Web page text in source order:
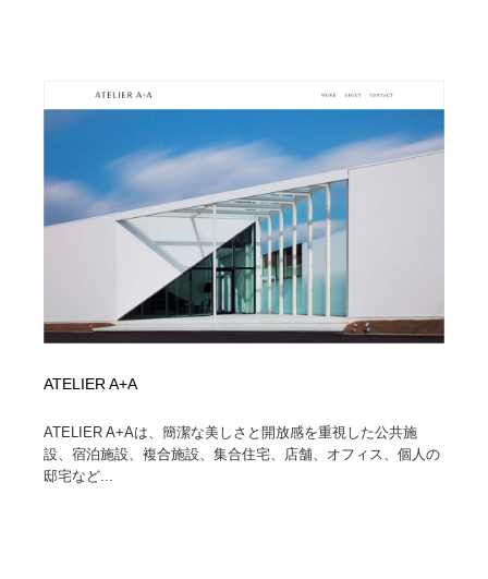
ATELIER A+A
ATELIER A+Aは、簡潔な美しさと開放感を重視した公共施
設、宿泊施設、複合施設、集合住宅、店舗、オフィス、個人の
邸宅など...